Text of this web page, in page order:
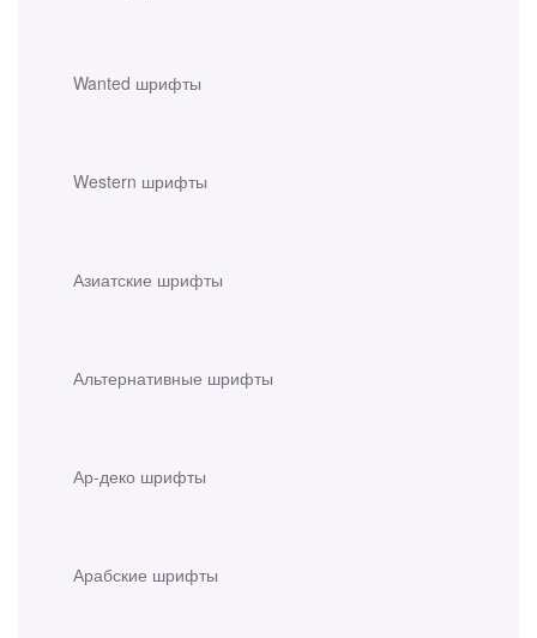
Wanted шрифты
Western шрифты
Азиатские шрифты
Альтернативные шрифты
Ар-деко шрифты
Арабские шрифты